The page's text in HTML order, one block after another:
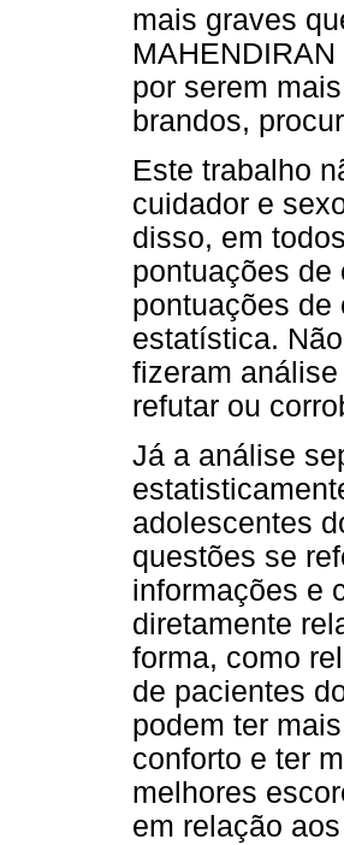
mais graves
MAHENDIRAN
por serem
brandos,
Este trabalho
cuidador e
disso, em
pontuações de
pontuações de
estatística.
fizeram
refutar ou
Já a análise
adolescentes
questões se
informações e
diretamente
forma, como
de pacientes
podem ter
conforto e ter
melhores
em relação